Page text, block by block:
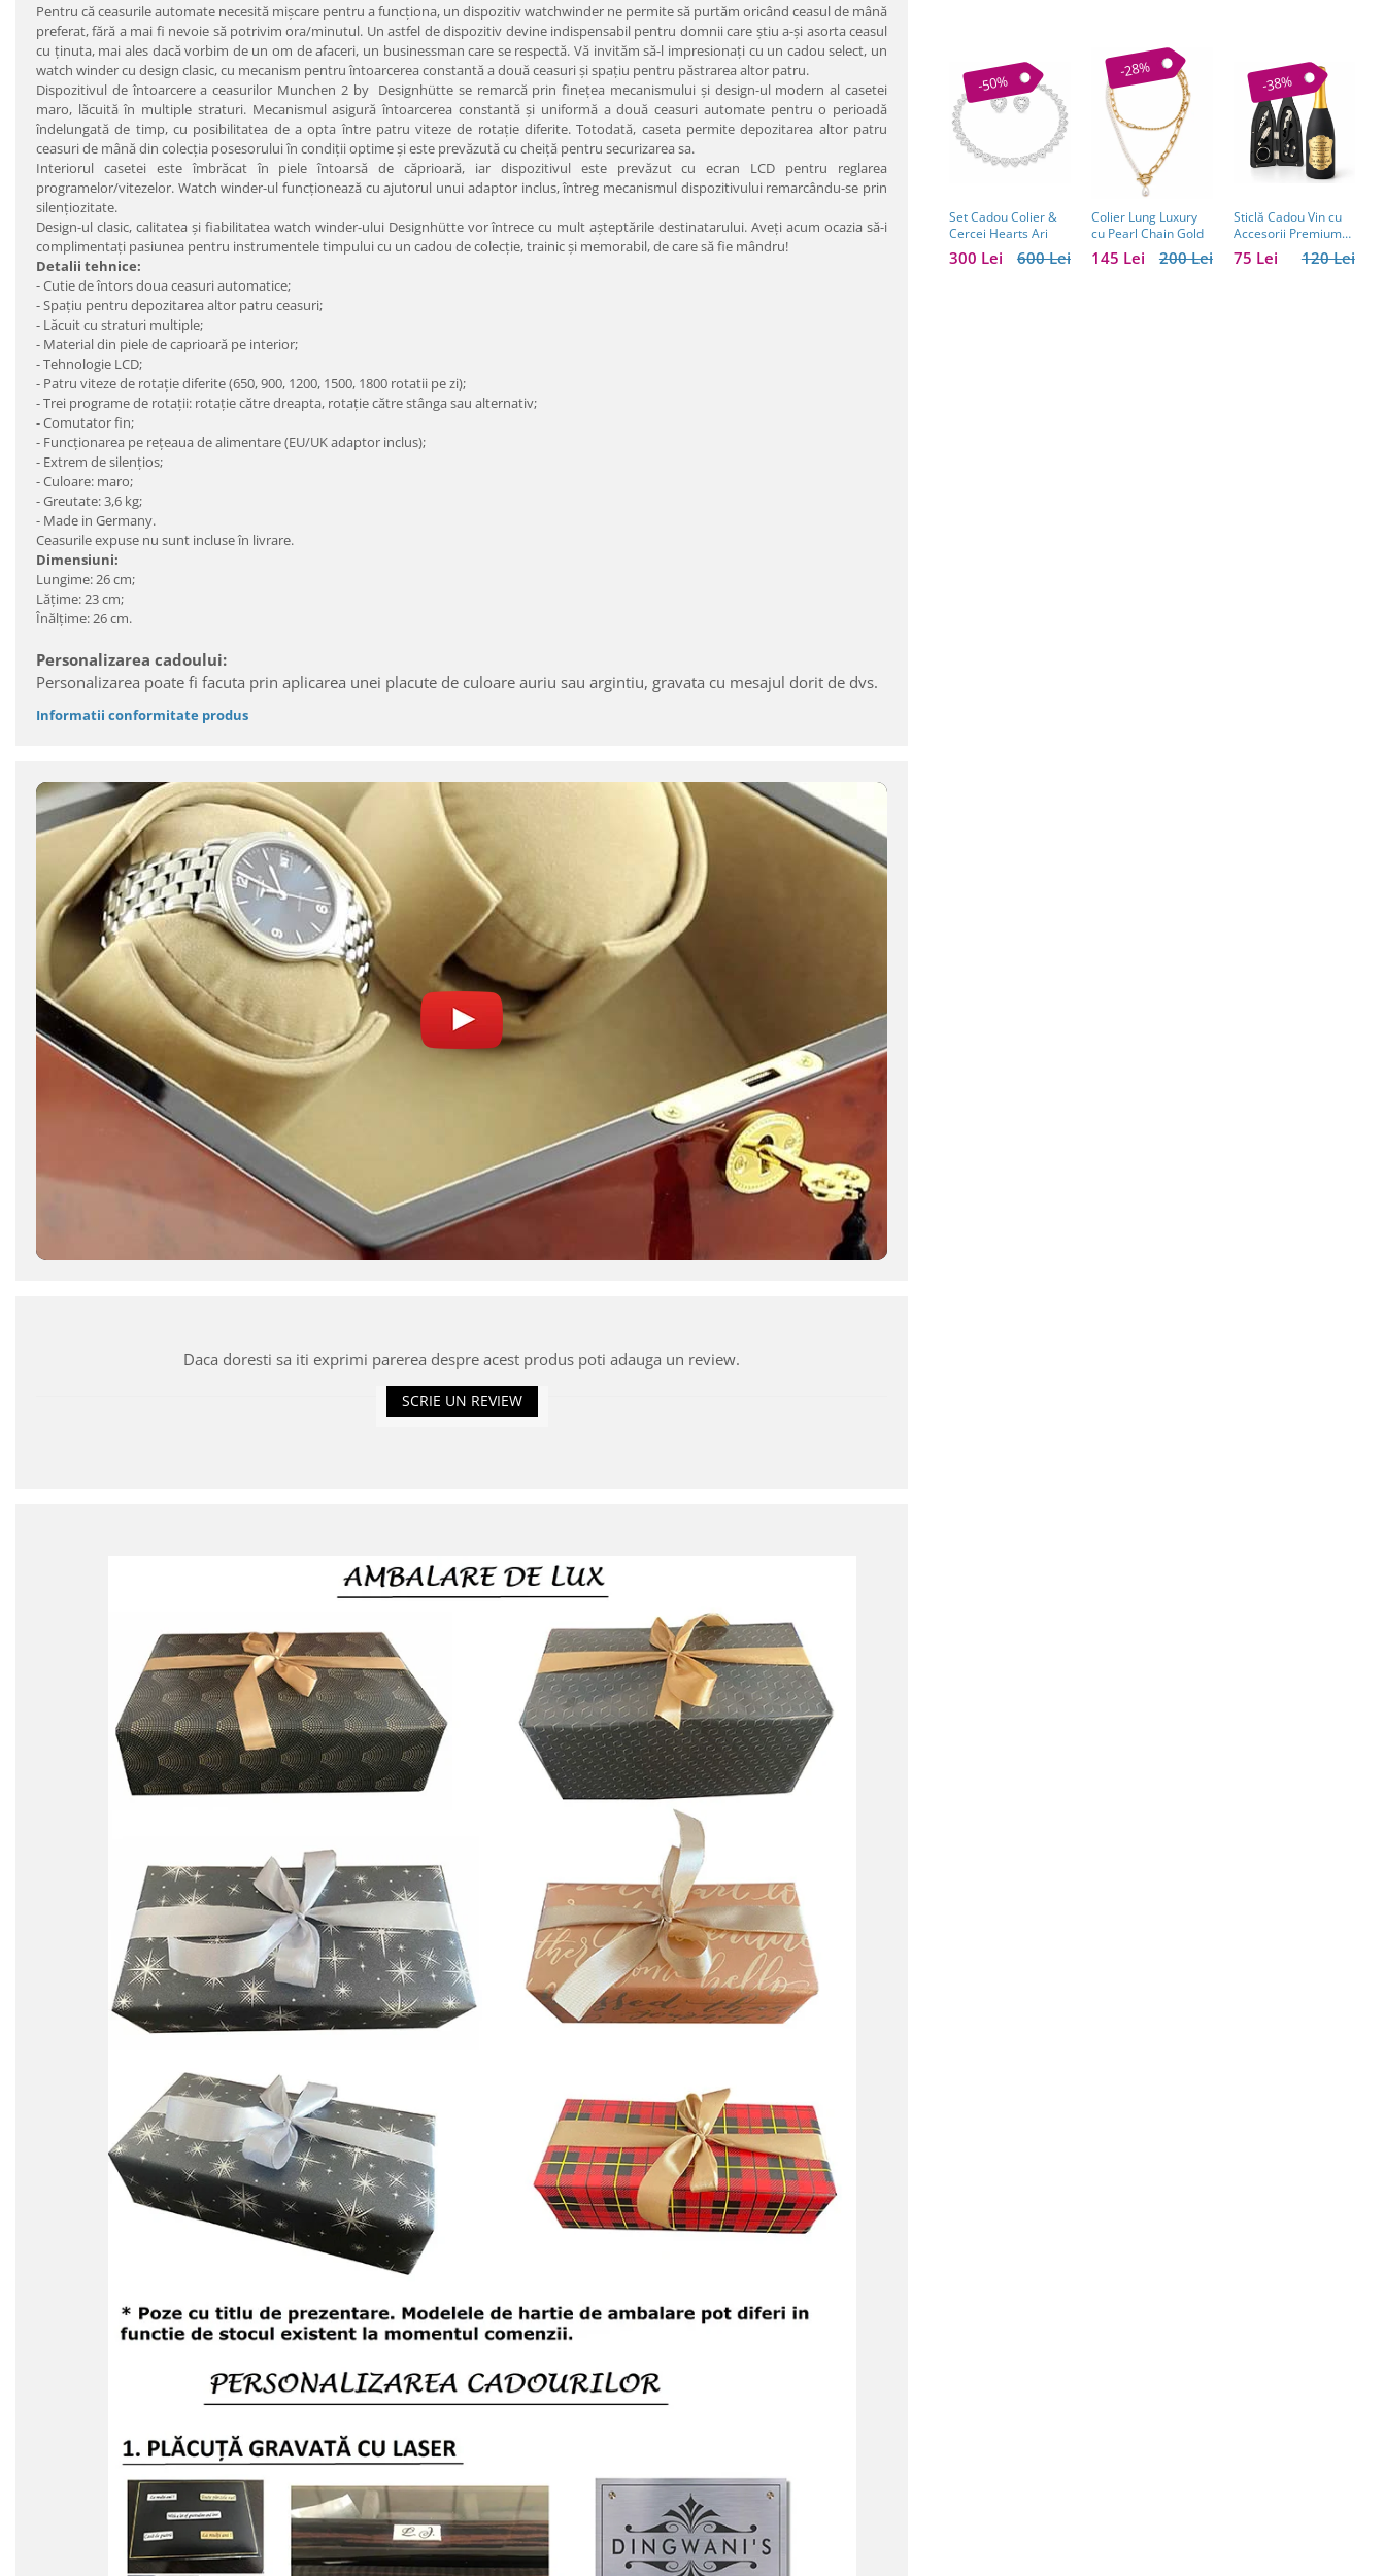
Pentru că ceasurile automate necesită mişcare pentru a funcţiona, un dispozitiv watchwinder ne permite să purtăm oricând ceasul de mână
preferat, fără a mai fi nevoie să potrivim ora/minutul. Un astfel de dispozitiv devine indispensabil pentru domnii care ştiu a-şi asorta ceasul
cu ţinuta, mai ales dacă vorbim de un om de afaceri, un businessman care se respectă. Vă invităm să-l impresionaţi cu un cadou select, un
watch winder cu design clasic, cu mecanism pentru întoarcerea constantă a două ceasuri şi spaţiu pentru păstrarea altor patru.
Dispozitivul de întoarcere a ceasurilor Munchen 2 by Designhütte se remarcă prin fineţea mecanismului şi design-ul modern al casetei
maro, lăcuită în multiple straturi. Mecanismul asigură întoarcerea constantă şi uniformă a două ceasuri automate pentru o perioadă
îndelungată de timp, cu posibilitatea de a opta între patru viteze de rotaţie diferite. Totodată, caseta permite depozitarea altor patru
ceasuri de mână din colecţia posesorului în condiţii optime şi este prevăzută cu cheiţă pentru securizarea sa.
Interiorul casetei este îmbrăcat în piele întoarsă de căprioară, iar dispozitivul este prevăzut cu ecran LCD pentru reglarea
programelor/vitezelor. Watch winder-ul funcţionează cu ajutorul unui adaptor inclus, întreg mecanismul dispozitivului remarcându-se prin
silenţiozitate.
Design-ul clasic, calitatea şi fiabilitatea watch winder-ului Designhütte vor întrece cu mult aşteptările destinatarului. Aveţi acum ocazia să-i
complimentaţi pasiunea pentru instrumentele timpului cu un cadou de colecţie, trainic şi memorabil, de care să fie mândru!
Detalii tehnice:
- Cutie de întors doua ceasuri automatice;
- Spaţiu pentru depozitarea altor patru ceasuri;
- Lăcuit cu straturi multiple;
- Material din piele de caprioară pe interior;
- Tehnologie LCD;
- Patru viteze de rotaţie diferite (650, 900, 1200, 1500, 1800 rotatii pe zi);
- Trei programe de rotaţii: rotaţie către dreapta, rotaţie către stânga sau alternativ;
- Comutator fin;
- Funcţionarea pe reţeaua de alimentare (EU/UK adaptor inclus);
- Extrem de silenţios;
- Culoare: maro;
- Greutate: 3,6 kg;
- Made in Germany.
Ceasurile expuse nu sunt incluse în livrare.
Dimensiuni:
Lungime: 26 cm;
Lăţime: 23 cm;
Înălţime: 26 cm.
Personalizarea cadoului:
Personalizarea poate fi facuta prin aplicarea unei placute de culoare auriu sau argintiu, gravata cu mesajul dorit de dvs.
Informatii conformitate produs
Daca doresti sa iti exprimi parerea despre acest produs poti adauga un review.
SCRIE UN REVIEW
-50%
Set Cadou Colier &
Cercei Hearts Ari
600 Lei
300 Lei
-28%
Colier Lung Luxury
cu Pearl Chain Gold
200 Lei
145 Lei
-38%
Sticlă Cadou Vin cu
Accesorii Premium
Personalizată – Set
Elegant pentru120 Lei
75 Lei